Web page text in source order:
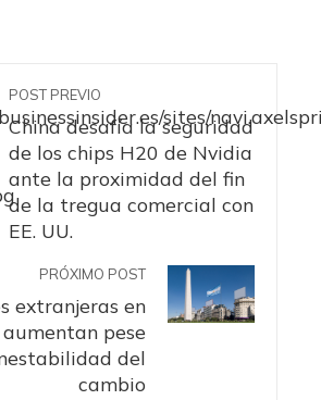
POST PREVIO
China desafía la seguridad
de los chips H20 de Nvidia
ante la proximidad del fin
de la tregua comercial con
EE. UU.
PRÓXIMO POST
extranjeras en
pese
del
cambio